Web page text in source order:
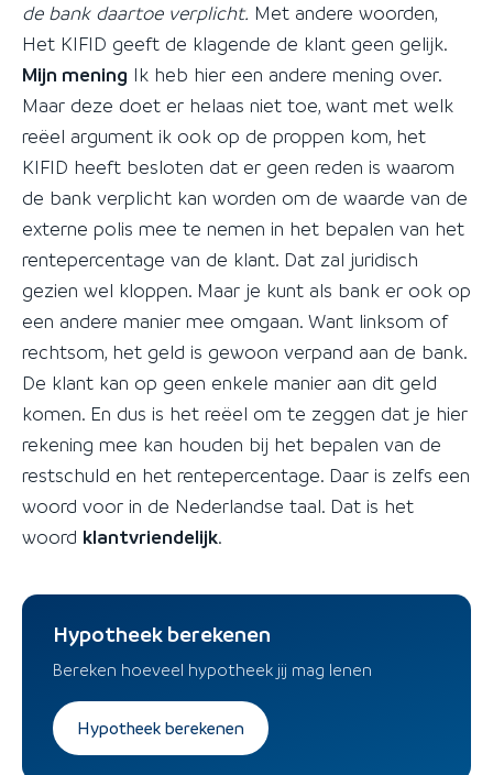
de bank daartoe verplicht. Met andere woorden,
Het KIFID geeft de klagende de klant geen gelijk.
Mijn mening Ik heb hier een andere mening over.
Maar deze doet er helaas niet toe, want met welk
reëel argument ik ook op de proppen kom, het
KIFID heeft besloten dat er geen reden is waarom
de bank verplicht kan worden om de waarde van de
externe polis mee te nemen in het bepalen van het
rentepercentage van de klant. Dat zal juridisch
gezien wel kloppen. Maar je kunt als bank er ook op
een andere manier mee omgaan. Want linksom of
rechtsom, het geld is gewoon verpand aan de bank.
De klant kan op geen enkele manier aan dit geld
komen. En dus is het reëel om te zeggen dat je hier
rekening mee kan houden bij het bepalen van de
restschuld en het rentepercentage. Daar is zelfs een
woord voor in de Nederlandse taal. Dat is het
woord klantvriendelijk.
Hypotheek berekenen
Bereken hoeveel hypotheek jij mag lenen
Hypotheek berekenen